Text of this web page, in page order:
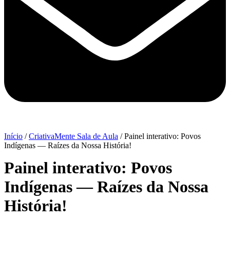
Início /CriativaMente Sala de Aula / Painel interativo: Povos
Indígenas — Raízes da Nossa História!
Painel interativo: Povos
Indígenas — Raízes da Nossa
História!